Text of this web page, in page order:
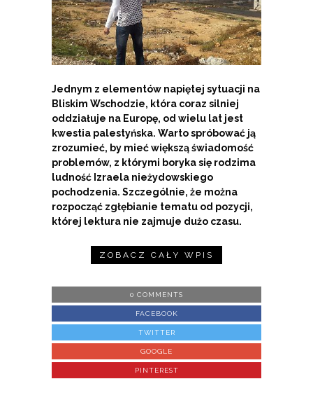
Jednym z elementów napiętej sytuacji na
Bliskim Wschodzie, która coraz silniej
oddziałuje na Europę, od wielu lat jest
kwestia palestyńska. Warto spróbować ją
zrozumieć, by mieć większą świadomość
problemów, z którymi boryka się rodzima
ludność Izraela nieżydowskiego
pochodzenia. Szczególnie, że można
rozpocząć zgłębianie tematu od pozycji,
której lektura nie zajmuje dużo czasu.
ZOBACZ CAŁY WPIS
0 COMMENTS
FACEBOOK
TWITTER
GOOGLE
PINTEREST